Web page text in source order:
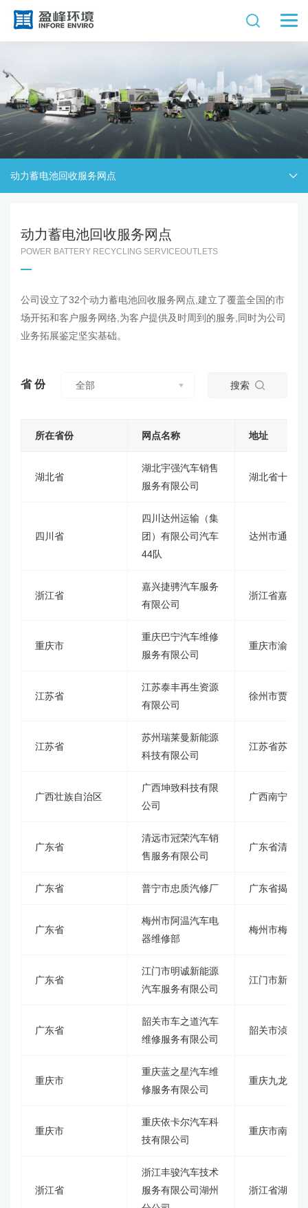
动力蓄电池回收服务网点
动力蓄电池回收服务网点
POWER BATTERY RECYCLING SERVICEOUTLETS
公司设立了32个动力蓄电池回收服务网点,建立了覆盖全国的市
场开拓和客户服务网络,为客户提供及时周到的服务,同时为公司
业务拓展鉴定坚实基础。
省份 全部 搜索
所在省份 网点名称 地址
湖北省
湖北宇强汽车销售
服务有限公司
湖北省十堰
四川省
四川达州运输（集
团）有限公司汽车
44队
达州市通川
浙江省
嘉兴捷骋汽车服务
有限公司
浙江省嘉兴
重庆市
重庆巴宁汽车维修
服务有限公司
重庆市渝北
江苏省
江苏泰丰再生资源
有限公司
徐州市贾汪
江苏省
苏州瑞莱曼新能源
科技有限公司
江苏省苏州
广西壮族自治区
广西坤致科技有限
公司
广西南宁市
广东省
清远市冠荣汽车销
售服务有限公司
广东省清远
广东省 普宁市忠质汽修厂 广东省揭阳
广东省
梅州市阿温汽车电
器维修部
梅州市梅江
广东省
江门市明诚新能源
汽车服务有限公司
江门市新会
广东省
韶关市车之道汽车
维修服务有限公司
韶关市浈江
重庆市
重庆蓝之星汽车维
修服务有限公司
重庆九龙坡
重庆市
重庆依卡尔汽车科
技有限公司
重庆市南岸
浙江省
浙江丰骏汽车技术
服务有限公司湖州
浙江省湖州